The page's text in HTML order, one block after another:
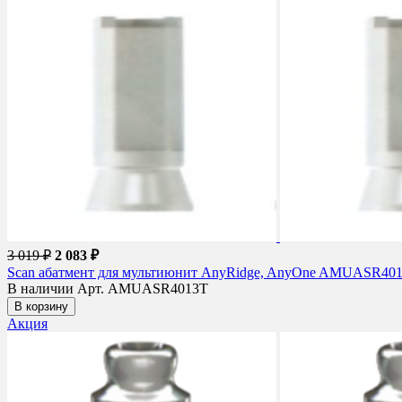
3 019 ₽ 2 083 ₽
Scan абатмент для мультиюнит AnyRidge, AnyOne
В наличии Арт. AMUASR4013T
В корзину
Акция